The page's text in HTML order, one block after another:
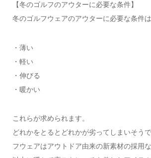
【冬のゴルフのアウターに必要な条件】
冬のゴルフウェアのアウターに必要な条件は
・薄い
・軽い
・伸びる
・暖かい
これらが求められます。
どれかをとるとどれかが劣ってしまいそう
フウェアはアウトドア由来の新素材の採用